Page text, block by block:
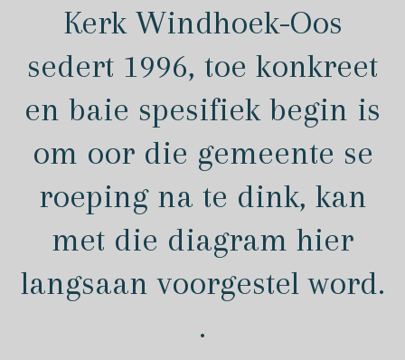
Kerk Windhoek-Oos
sedert 1996, toe konkreet
en baie spesifiek begin is
om oor die gemeente se
roeping na te dink, kan
met die diagram hier
langsaan voorgestel word.
.